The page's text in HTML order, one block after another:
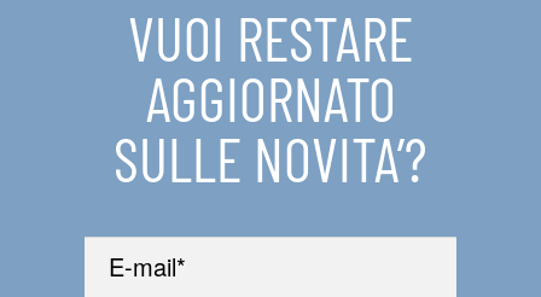
VUOI RESTARE
AGGIORNATO
SULLE NOVITA’?